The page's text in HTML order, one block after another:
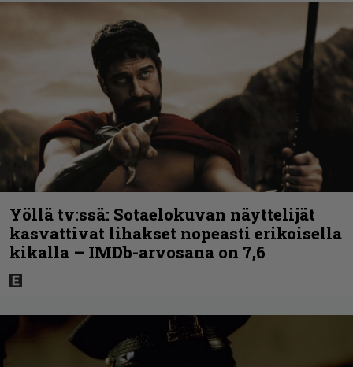
Yöllä tv:ssä: Sotaelokuvan näyttelijät
kasvattivat lihakset nopeasti erikoisella
kikalla – IMDb-arvosana on 7,6